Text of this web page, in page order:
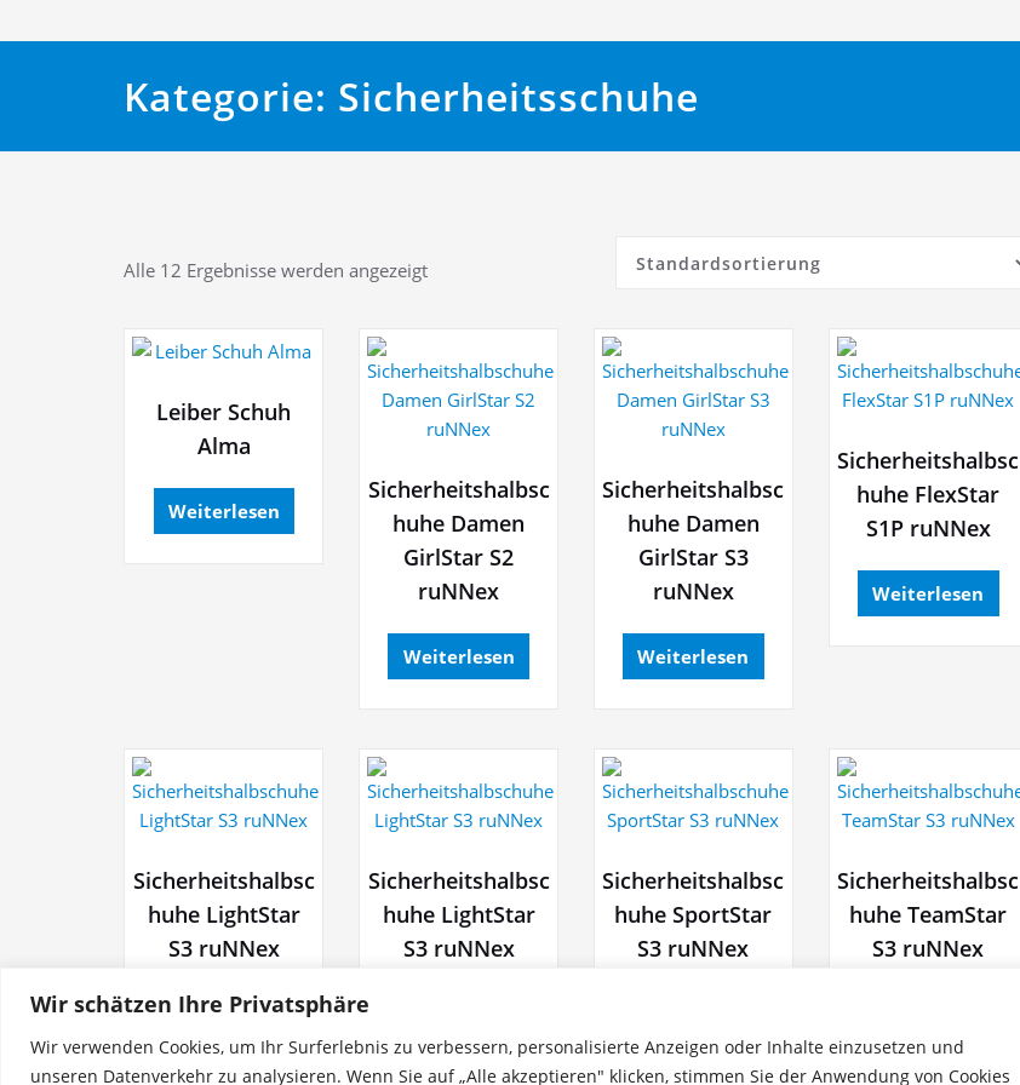
Wir schätzen Ihre Privatsphäre
Wir verwenden Cookies, um Ihr Surferlebnis zu verbessern, personalisierte Anzeigen oder Inhalte einzusetzen und
unseren Datenverkehr zu analysieren. Wenn Sie auf „Alle akzeptieren" klicken, stimmen Sie der Anwendung von Cookies
Kategorie: Sicherheitsschuhe
Alle 12 Ergebnisse werden angezeigt
Leiber Schuh
Alma
Weiterlesen
Sicherheitshalbsc
huhe Damen
GirlStar S2
ruNNex
Weiterlesen
Sicherheitshalbsc
huhe Damen
GirlStar S3
ruNNex
Weiterlesen
Sicherheitshalbsc
huhe FlexStar
S1P ruNNex
Weiterlesen
Sicherheitshalbsc
huhe LightStar
S3 ruNNex
Weiterlesen
Sicherheitshalbsc
huhe LightStar
S3 ruNNex
Sicherheitshalbsc
huhe SportStar
S3 ruNNex
Sicherheitshalbsc
huhe TeamStar
S3 ruNNex